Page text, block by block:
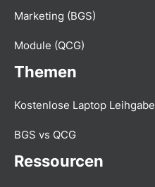
Marketing (BGS)
Module (QCG)
Themen
Kostenlose Laptop Leihgabe
BGS vs QCG
Ressourcen